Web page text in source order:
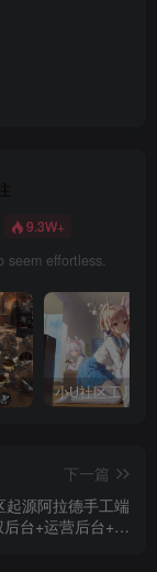
9.3W+
seem effortless.
手游+Linux学习手工端+GM授权后台+视频教程
下一篇
起源阿拉德手工端
台+运营后台+搭